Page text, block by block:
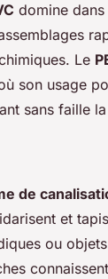
domine dans
Le
son usage
sans faille
de
et
ou